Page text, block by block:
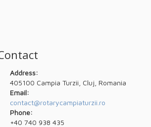
Address:
405100 Campia Turzii, Cluj, Romania
Email:
contact@rotarycampiaturzii.ro
Phone:
+40 740 938 435